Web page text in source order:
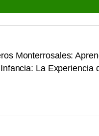
Monterrosales:
La